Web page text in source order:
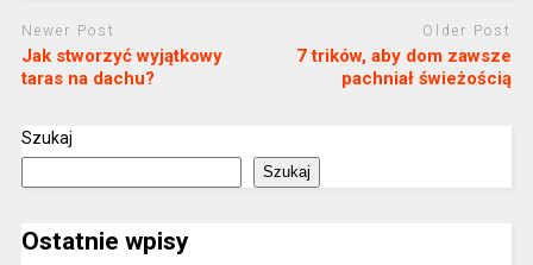
Newer Post
Jak stworzyć wyjątkowy
taras na dachu?
Older Post
7 trików, aby dom zawsze
pachniał świeżością
Szukaj
Szukaj
Ostatnie wpisy